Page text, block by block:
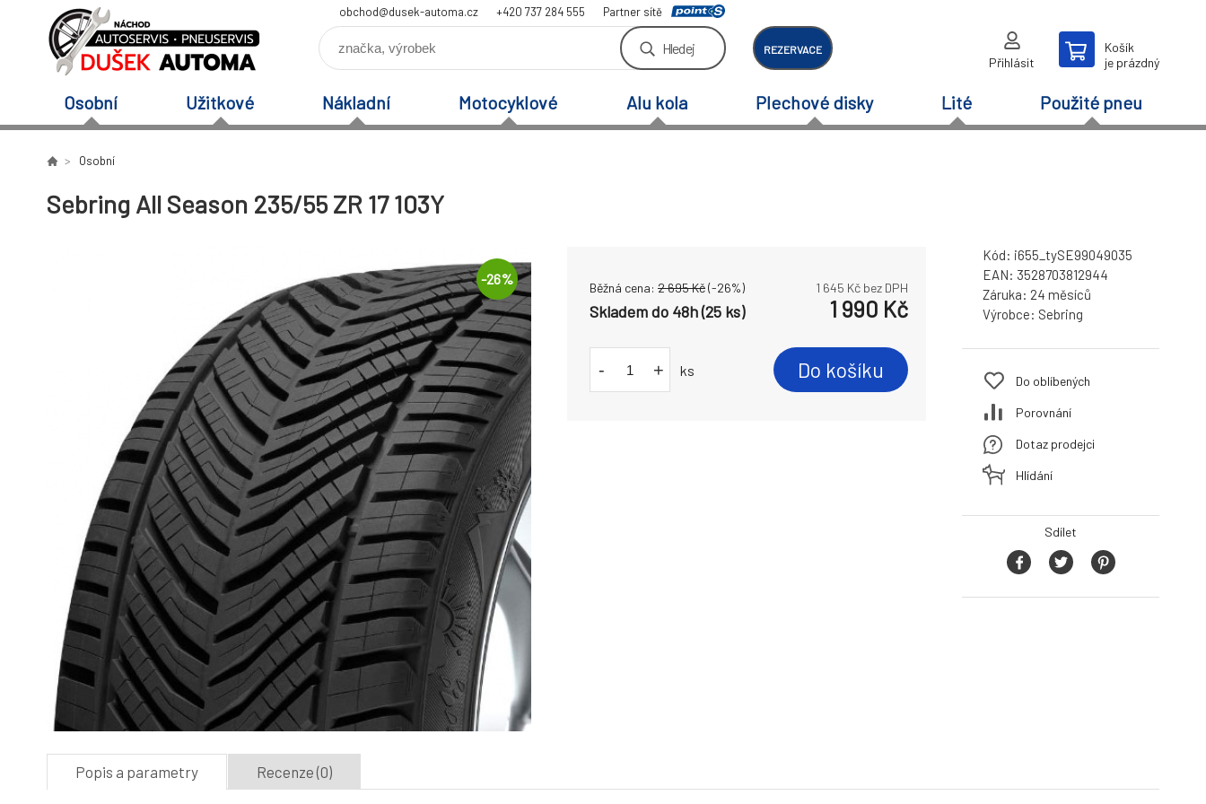
obchod@dusek-automa.cz +420 737 284 555 Partner sítě
Hledej REZERVACE
Přihlásit
Košík
je prázdný
Osobní Užitkové Nákladní Motocyklové Alu kola Plechové disky Lité Použité pneu
Osobní
Sebring All Season 235/55 ZR 17 103Y
-26%
Běžná cena: 2 695Kč(-26%) 1 645 Kč bez DPH
Skladem do 48h (25 ks) 1 990 Kč
- + ks Do košíku
Kód: i655_tySE99049035
EAN: 3528703812944
Záruka: 24 měsíců
Výrobce: Sebring
Do oblíbených
Porovnání
Dotaz prodejci
Hlídání
Sdílet
Popis a parametry Recenze (0)